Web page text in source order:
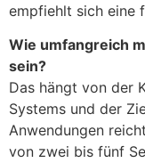
empfiehlt sich eine
Wie umfangreich
sein?
Das hängt von der
Systems und der
Anwendungen
von zwei bis fünf